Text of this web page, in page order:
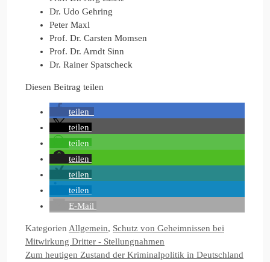
Dr. Udo Gehring
Peter Maxl
Prof. Dr. Carsten Momsen
Prof. Dr. Arndt Sinn
Dr. Rainer Spatscheck
Diesen Beitrag teilen
teilen
teilen
teilen
teilen
teilen
teilen
E-Mail
Kategorien Allgemein, Schutz von Geheimnissen bei
Mitwirkung Dritter - Stellungnahmen
Zum heutigen Zustand der Kriminalpolitik in Deutschland